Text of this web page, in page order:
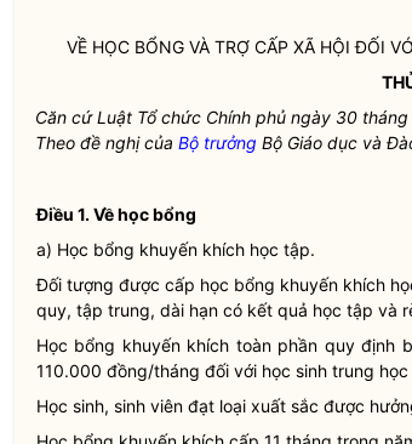
VỀ HỌC BỔNG VÀ TRỢ CẤP XÃ HỘI ĐỐI
Căn cứ Luật Tổ chức Chính phủ ngày 30
Theo đề nghị của Bộ trưởng Bộ Giáo dục và
Điều 1.Về học bổng
a) Học bổng khuyến khích học tập.
Đối tượng được cấp học bổng khuyến khích
quy, tập trung, dài hạn có kết quả học tập và
Học bổng khuyến khích toàn phần quy định
110.000 đồng/tháng đối với học sinh trung
Học sinh, sinh viên đạt loại xuất sắc được